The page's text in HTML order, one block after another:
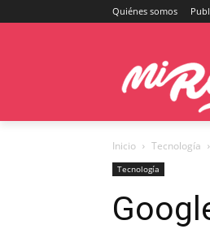
Quiénes somos
Inicio Tecnología
Tecnología